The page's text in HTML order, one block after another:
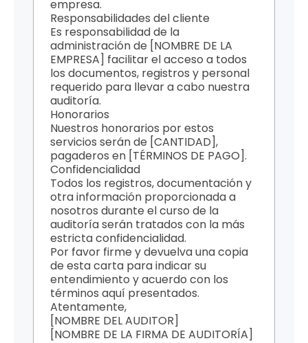
empresa.
Responsabilidades del cliente
Es responsabilidad de la
administración de [NOMBRE DE LA
EMPRESA] facilitar el acceso a todos
los documentos, registros y personal
requerido para llevar a cabo nuestra
auditoría.
Honorarios
Nuestros honorarios por estos
servicios serán de [CANTIDAD],
pagaderos en [TÉRMINOS DE PAGO].
Confidencialidad
Todos los registros, documentación y
otra información proporcionada a
nosotros durante el curso de la
auditoría serán tratados con la más
estricta confidencialidad.
Por favor firme y devuelva una copia
de esta carta para indicar su
entendimiento y acuerdo con los
términos aquí presentados.
Atentamente,
[NOMBRE DEL AUDITOR]
[NOMBRE DE LA FIRMA DE AUDITORÍA]